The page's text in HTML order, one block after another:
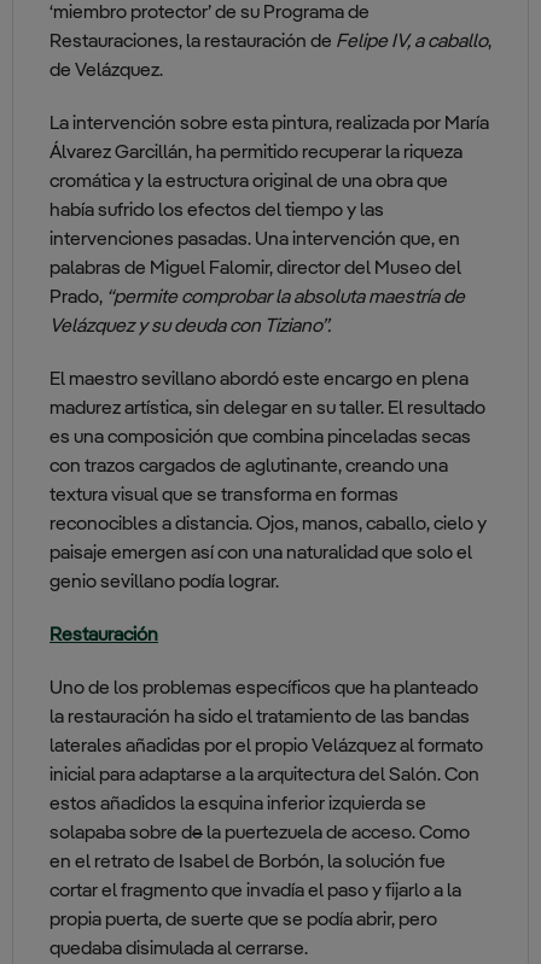
‘miembro protector’ de su Programa de
Restauraciones, la restauración de Felipe IV, a caballo,
de Velázquez.
La intervención sobre esta pintura, realizada por María
Álvarez Garcillán, ha permitido recuperar la riqueza
cromática y la estructura original de una obra que
había sufrido los efectos del tiempo y las
intervenciones pasadas. Una intervención que, en
palabras de Miguel Falomir, director del Museo del
Prado, “permite comprobar la absoluta maestría de
Velázquez y su deuda con Tiziano”.
El maestro sevillano abordó este encargo en plena
madurez artística, sin delegar en su taller. El resultado
es una composición que combina pinceladas secas
con trazos cargados de aglutinante, creando una
textura visual que se transforma en formas
reconocibles a distancia. Ojos, manos, caballo, cielo y
paisaje emergen así con una naturalidad que solo el
genio sevillano podía lograr.
Restauración
Uno de los problemas específicos que ha planteado
la restauración ha sido el tratamiento de las bandas
laterales añadidas por el propio Velázquez al formato
inicial para adaptarse a la arquitectura del Salón. Con
estos añadidos la esquina inferior izquierda se
solapaba sobre de la puertezuela de acceso. Como
en el retrato de Isabel de Borbón, la solución fue
cortar el fragmento que invadía el paso y fijarlo a la
propia puerta, de suerte que se podía abrir, pero
quedaba disimulada al cerrarse.